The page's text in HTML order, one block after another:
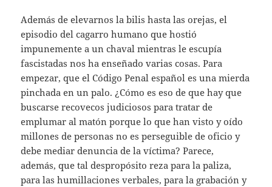
Además de elevarnos la bilis hasta las orejas, el
episodio del cagarro humano que hostió
impunemente a un chaval mientras le escupía
fascistadas nos ha enseñado varias cosas. Para
empezar, que el Código Penal español es una mierda
pinchada en un palo. ¿Cómo es eso de que hay que
buscarse recovecos judiciosos para tratar de
emplumar al matón porque lo que han visto y oído
millones de personas no es perseguible de oficio y
debe mediar denuncia de la víctima? Parece,
además, que tal despropósito reza para la paliza,
para las humillaciones verbales, para la grabación y